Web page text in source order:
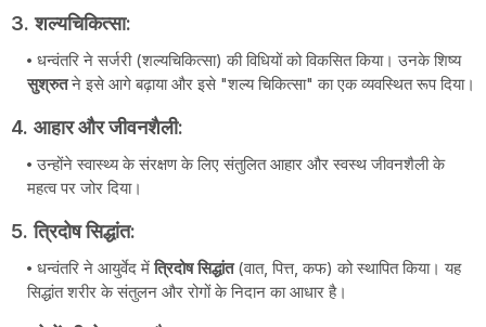
3.शल्यचिकित्सा:
धन्वंतरि ने सर्जरी (शल्यचिकित्सा) की विधियों को विकसित किया। उनके शिष्य
सुश्रुतने इसे आगे बढ़ाया और इसे "शल्य चिकित्सा" का एक व्यवस्थित रूप दिया।
4. आहार और जीवनशैली:
उन्होंने स्वास्थ्य के संरक्षण के लिए संतुलित आहार और स्वस्थ जीवनशैली के
महत्व पर जोर दिया।
5.त्रिदोष सिद्धांत:
धन्वंतरि ने आयुर्वेद मेंत्रिदोष सिद्धांत(वात, पित्त, कफ) को स्थापित किया। यह
सिद्धांत शरीर के संतुलन और रोगों के निदान का आधार है।